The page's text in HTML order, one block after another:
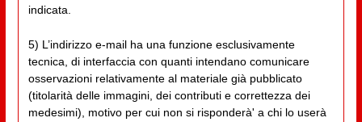
indicata.
5) L’indirizzo e-mail ha una funzione esclusivamente
tecnica, di interfaccia con quanti intendano comunicare
osservazioni relativamente al materiale già pubblicato
(titolarità delle immagini, dei contributi e correttezza dei
medesimi), motivo per cui non si risponderà' a chi lo userà